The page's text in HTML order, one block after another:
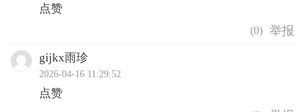
点赞
(0)
gijkx雨珍
2026-04-16 11:29:52
点赞